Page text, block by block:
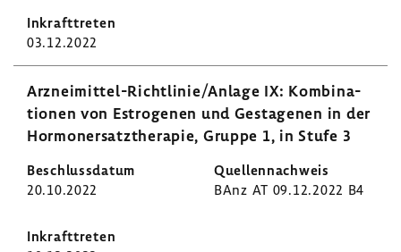
03.12.2022
Arzneimittel-​Richtlinie/Anlage IX: Kombi­na­
tionen von Estro­genen und Gesta­genen in der
Hormon­er­satz­the­rapie, Gruppe 1, in Stufe 3
20.10.2022 BAnz AT 09.12.2022 B4